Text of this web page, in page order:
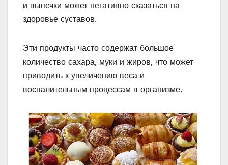
и выпечки может негативно сказаться на
здоровье суставов.
Эти продукты часто содержат большое
количество сахара, муки и жиров, что может
приводить к увеличению веса и
воспалительным процессам в организме.